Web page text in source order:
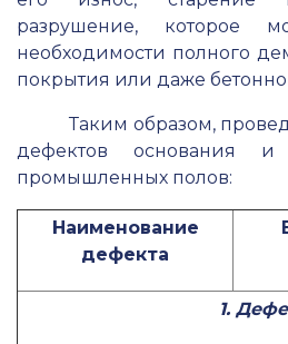
разрушение, которое
необходимости полного
покрытия или даже
Таким образом,
дефектов основания
промышленных полов:
Наименование
дефекта
1.